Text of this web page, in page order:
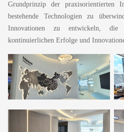
Grundprinzip der praxisorientierten
bestehende Technologien zu
Innovationen zu entwickeln,
kontinuierlichen Erfolge und